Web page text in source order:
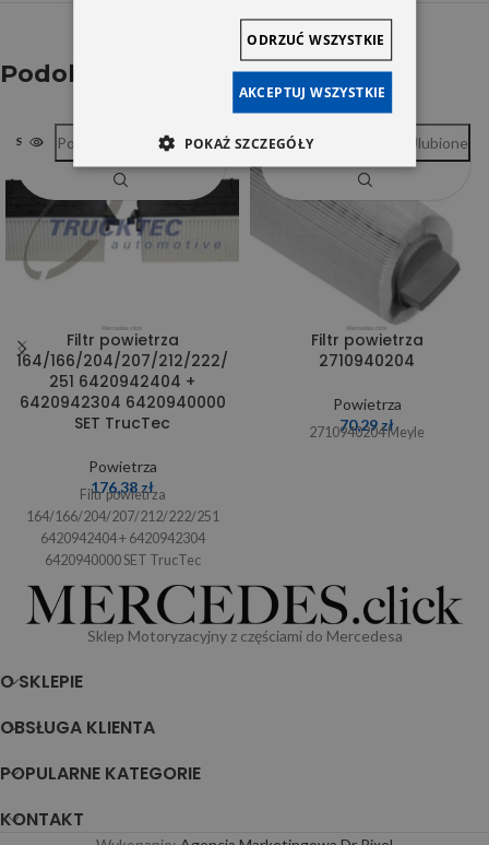
Podobne produkty
SOLD OUT
Filtr powietrza
164/166/204/207/212/222/
251 6420942404 +
6420942304 6420940000
SET TrucTec
Powietrza
176,38 zł
Filtr powietrza
164/166/204/207/212/222/251
6420942404 + 6420942304
6420940000 SET TrucTec
Porównywarka Ulubione SOLD OUT
Filtr powietrza
2710940204
Powietrza
70,29zł
2710940204 Meyle
Porównywarka Ulubione
Sklep Motoryzacyjny z częściami do Mercedesa
O SKLEPIE
OBSŁUGA KLIENTA
POPULARNE KATEGORIE
KONTAKT
AKCEPTUJ WSZYSTKIE
ODRZUĆ WSZYSTKIE
POKAŻ SZCZEGÓŁY